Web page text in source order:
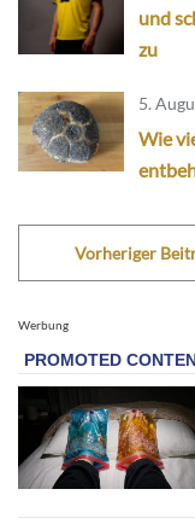
und
zu
5.
Wie
Vorheriger
Werbung